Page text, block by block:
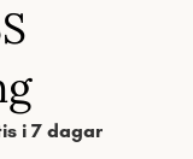
i 7 dagar